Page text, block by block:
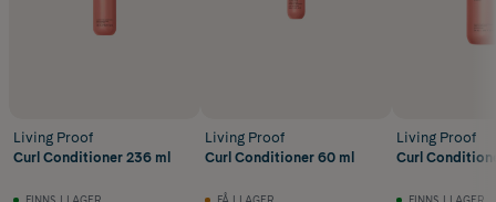
Living Proof
Curl Conditioner 236 ml
Living Proof
Curl Conditioner 60 ml
Living Proof
Curl